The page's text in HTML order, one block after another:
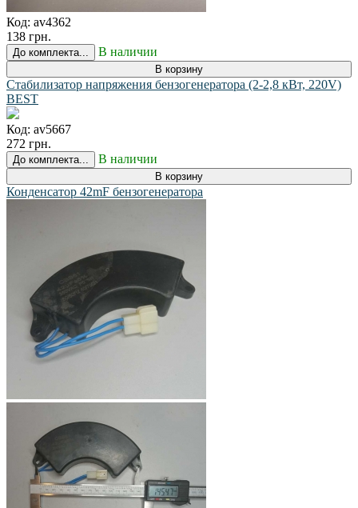
Код: av4362
138 грн.
До комплекта... В наличии
В корзину
Стабилизатор напряжения бензогенератора (2-2,8 кВт, 220V)
BEST
Код: av5667
272 грн.
До комплекта... В наличии
В корзину
Конденсатор 42mF бензогенератора